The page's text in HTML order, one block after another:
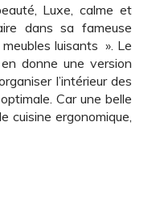
Luxe, calme et
dans sa fameuse
luisants ». Le
donne une version
l’intérieur des
Car une belle
cuisine ergonomique,